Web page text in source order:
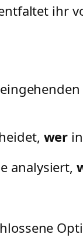
ihr
wer
analysiert,